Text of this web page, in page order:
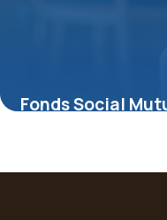
Fonds Social